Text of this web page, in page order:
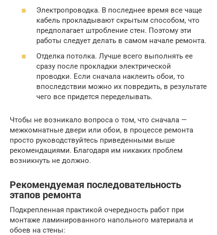
Электропроводка. В последнее время все чаще
кабель прокладывают скрытым способом, что
предполагает штробление стен. Поэтому эти
работы следует делать в самом начале ремонта.
Отделка потолка. Лучше всего выполнять ее
сразу после прокладки электрической
проводки. Если сначала наклеить обои, то
впоследствии можно их повредить, в результате
чего все придется переделывать.
Чтобы не возникало вопроса о том, что сначала —
межкомнатные двери или обои, в процессе ремонта
просто руководствуйтесь приведенными выше
рекомендациями. Благодаря им никаких проблем
возникнуть не должно.
Рекомендуемая последовательность
этапов ремонта
Подкрепленная практикой очередность работ при
монтаже ламинированного напольного материала и
обоев на стены: